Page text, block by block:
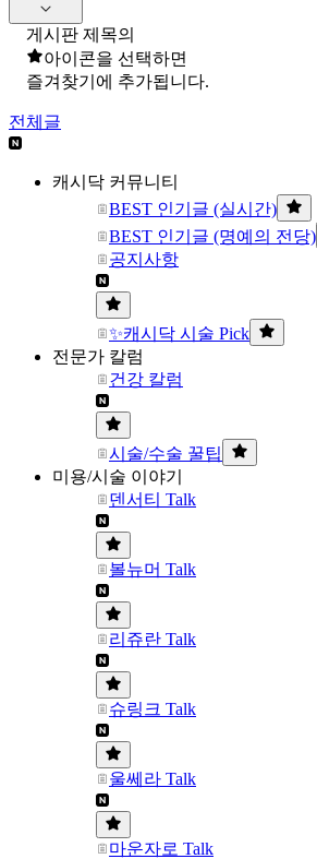
게시판 제목의
아이콘을 선택하면
즐겨찾기에 추가됩니다.
전체글
캐시닥 커뮤니티
BEST 인기글 (실시간)
BEST 인기글 (명예의 전당)
공지사항
✨캐시닥 시술 Pick
전문가 칼럼
건강 칼럼
시술/수술 꿀팁
미용/시술 이야기
덴서티 Talk
볼뉴머 Talk
리쥬란 Talk
슈링크 Talk
울쎄라 Talk
마운자로 Talk